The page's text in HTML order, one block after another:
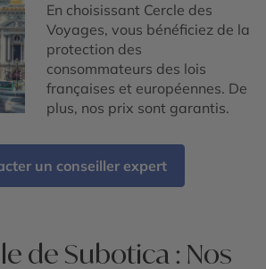
En choisissant Cercle des
Voyages, vous bénéficiez de la
protection des
consommateurs des lois
françaises et européennes. De
plus, nos prix sont garantis.
un conseiller expert
de Subotica : Nos